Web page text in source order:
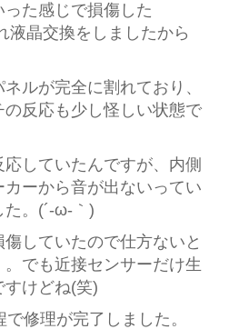
た感じで損傷した
液晶交換をしましたから
ルが完全に割れており、
反応も少し怪しい状態で
していたんですが、内側
ーから音が出ないってい
た。(´-ω-｀)
していたので仕方ないと
でも近接センサーだけ生
すけどね(笑)
で修理が完了しました。